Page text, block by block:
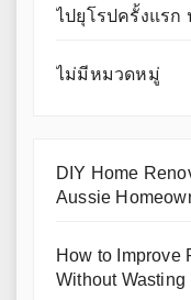
ไปยุโรปครั้งแรก
ไม่มีหมวดหมู่
DIY Home
Aussie
How to Improve
Without